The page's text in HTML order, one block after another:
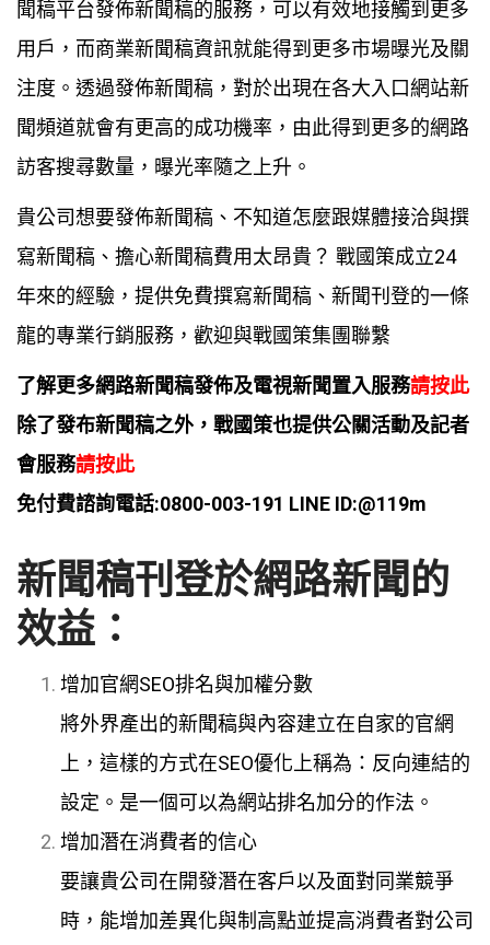
聞稿平台發佈新聞稿的服務，可以有效地接觸到更多
用戶，而商業新聞稿資訊就能得到更多市場曝光及關
注度。透過發佈新聞稿，對於出現在各大入口網站新
聞頻道就會有更高的成功機率，由此得到更多的網路
訪客搜尋數量，曝光率隨之上升。
貴公司想要發佈新聞稿、不知道怎麼跟媒體接洽與撰
寫新聞稿、擔心新聞稿費用太昂貴？ 戰國策成立24
年來的經驗，提供免費撰寫新聞稿、新聞刊登的一條
龍的專業行銷服務，歡迎與戰國策集團聯繫
了解更多網路新聞稿發佈及電視新聞置入服務請按此
除了發布新聞稿之外，戰國策也提供公關活動及記者
會服務請按此
免付費諮詢電話:0800-003-191 LINE ID:@119m
新聞稿刊登於網路新聞的
效益：
增加官網SEO排名與加權分數
將外界產出的新聞稿與內容建立在自家的官網
上，這樣的方式在SEO優化上稱為：反向連結的
設定。是一個可以為網站排名加分的作法。
增加潛在消費者的信心
要讓貴公司在開發潛在客戶以及面對同業競爭
時，能增加差異化與制高點並提高消費者對公司